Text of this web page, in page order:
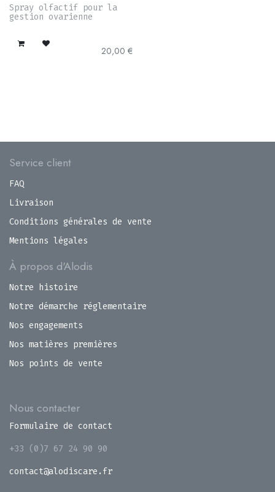
Spray olfactif pour la
gestion ovarienne
20,00 €
Service client
FAQ
Livraison
Conditions générales de vente
Mentions légales
À propos d'Alodis
Notre histoire
Notre démarche réglementaire
Nos engagements
Nos matières premières
Nos points de vente
Nous contacter
Formulaire de contact
+33 (0)7 67 24 90 90
contact@alodiscare.fr